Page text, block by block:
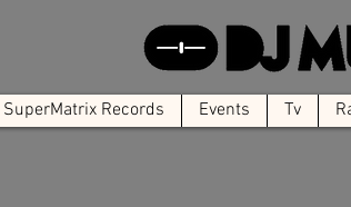
SuperMatrix Records Events Tv